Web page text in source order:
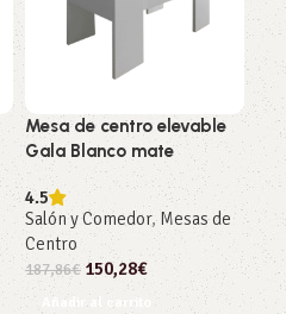
Mesa de centro elevable
Gala Blanco mate
4.5
Salón y Comedor,Mesas de
Centro
187,86€ 150,28€
Añadir al carrito
5